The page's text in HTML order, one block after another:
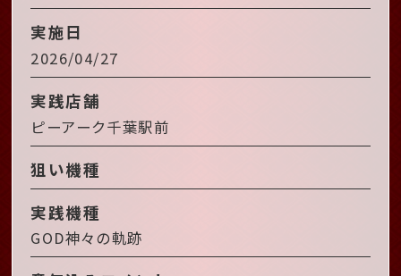
実施日
2026/04/27
実践店舗
ピーアーク千葉駅前
狙い機種
実践機種
GOD神々の軌跡